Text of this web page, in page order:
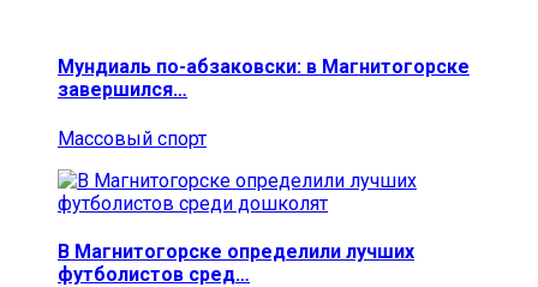
Мундиаль по-абзаковски: в Магнитогорске
завершился…
Массовый спорт
В Магнитогорске определили лучших
футболистов сред…